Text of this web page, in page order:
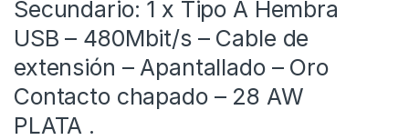
Secundario: 1 x Tipo A Hembra
USB – 480Mbit/s – Cable de
extensión – Apantallado – Oro
Contacto chapado – 28 AW
PLATA .